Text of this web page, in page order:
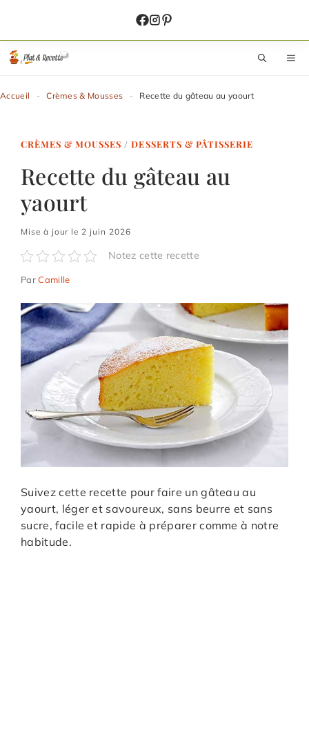
contenu
Accueil - Crèmes & Mousses - Recette du gâteau au yaourt
CRÈMES & MOUSSES /DESSERTS & PÂTISSERIE
Recette du gâteau au
yaourt
Mise à jour le 2 juin 2026
Notez cette recette
ParCamille
Suivez cette recette pour faire un gâteau au
yaourt, léger et savoureux, sans beurre et sans
sucre, facile et rapide à préparer comme à notre
habitude.